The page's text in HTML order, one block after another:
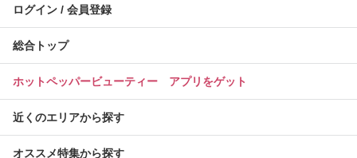
ログイン / 会員登録
総合トップ
ホットペッパービューティー アプリをゲット
近くのエリアから探す
オススメ特集から探す